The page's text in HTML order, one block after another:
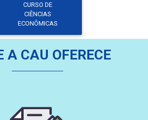
CURSO DE
CIÊNCIAS
ECONÔMICAS
A CAU OFERECE